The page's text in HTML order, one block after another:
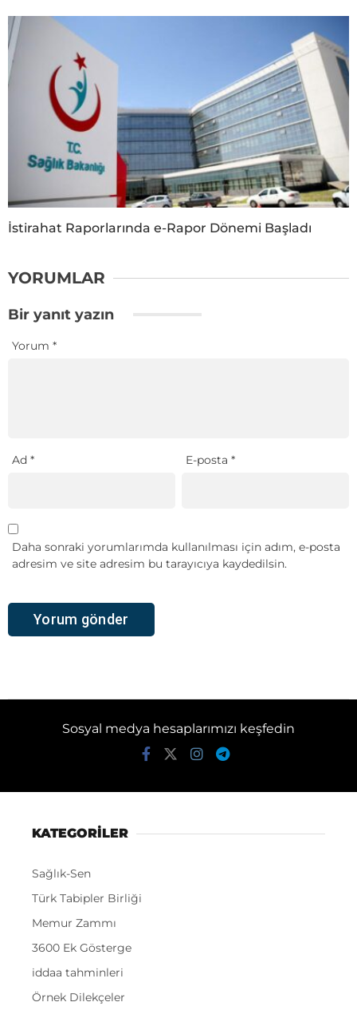
İstirahat Raporlarında e-Rapor Dönemi Başladı
YORUMLAR
Bir yanıt yazın
Yorum *
Ad * E-posta*
Daha sonraki yorumlarımda kullanılması için adım, e-posta
adresim ve site adresim bu tarayıcıya kaydedilsin.
Sosyal medya hesaplarımızı keşfedin
KATEGORİLER
Sağlık-Sen
Türk Tabipler Birliği
Memur Zammı
3600 Ek Gösterge
iddaa tahminleri
Örnek Dilekçeler